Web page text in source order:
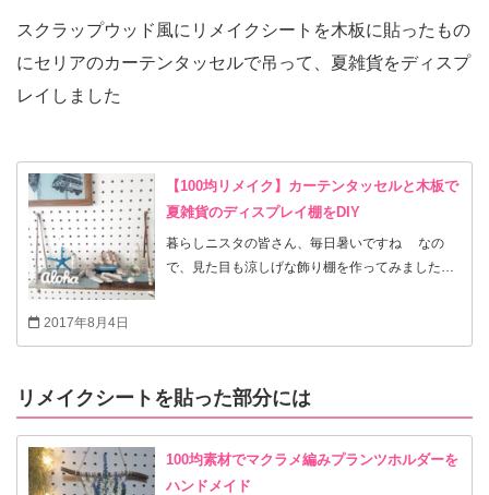
りご覧下さい✨
スクラップウッド風にリメイクシートを木板に貼ったもの
にセリアのカーテンタッセルで吊って、夏雑貨をディスプ
レイしました
【100均リメイク】カーテンタッセルと木板で
夏雑貨のディスプレイ棚をDIY
暮らしニスタの皆さん、毎日暑いですね なの
で、見た目も涼しげな飾り棚を作ってみました。
だけ。ちょっと大人向けに作りましたが、100均
では可愛いミニチュアがたくさんあるので、自分
だけのオリジナルなディスプレイを楽しんでいた
だけます。それではゆっくりご覧下さい✨
2017年8月4日
リメイクシートを貼った部分には
100均素材でマクラメ編みプランツホルダーを
ハンドメイド